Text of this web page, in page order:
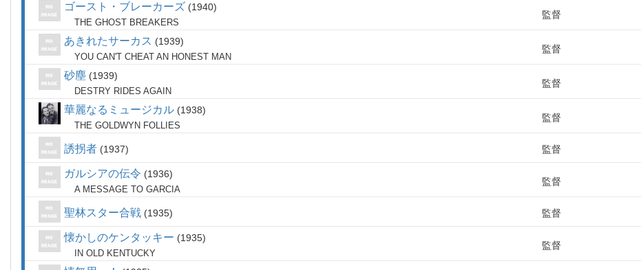
ゴースト・ブレーカーズ 1940
THE GHOST BREAKERS
監督
あきれたサーカス 1939
YOU CAN'T CHEAT AN HONEST MAN
監督
砂塵 1939
DESTRY RIDES AGAIN
監督
華麗なるミュージカル 1938
THE GOLDWYN FOLLIES
監督
誘拐者 1937 監督
ガルシアの伝令 1936
A MESSAGE TO GARCIA
監督
聖林スター合戦 1935 監督
懐かしのケンタッキー 1935
IN OLD KENTUCKY
監督